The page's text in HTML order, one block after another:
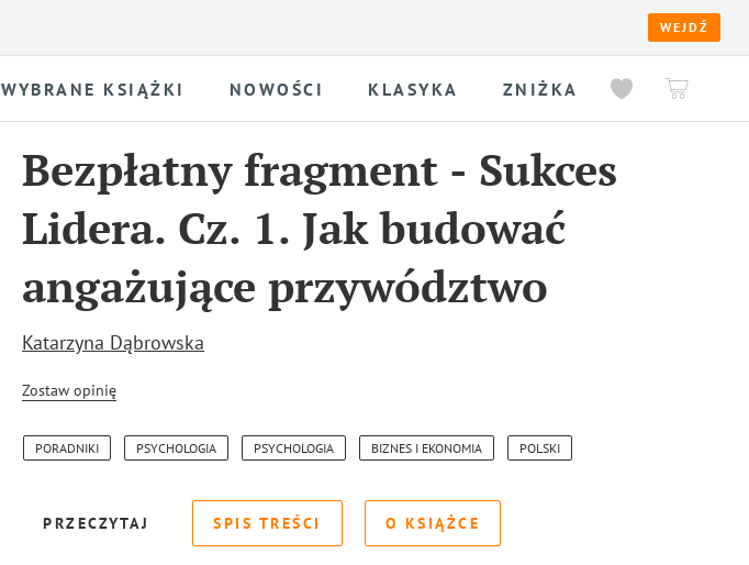
WEJDŹ
WYBRANE KSIĄŻKI NOWOŚCI KLASYKA ZNIŻKA
Bezpłatny fragment - Sukces
Lidera. Cz. 1. Jak budować
angażujące przywództwo
Katarzyna Dąbrowska
Zostaw opinię
PORADNIKI PSYCHOLOGIA PSYCHOLOGIA BIZNES I EKONOMIA POLSKI
PRZECZYTAJ SPIS TREŚCI O KSIĄŻCE